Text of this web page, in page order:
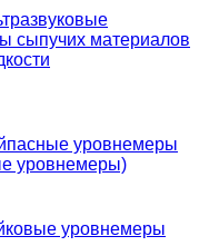
сыпучих материалов
уровнемеры
уровнемеры)
уровнемеры